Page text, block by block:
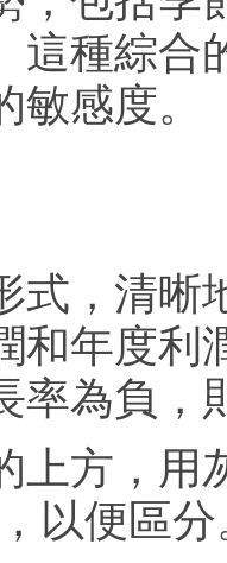
這種綜合
感度。
式，清晰
和年度利
率為負，
上方，用
以便區